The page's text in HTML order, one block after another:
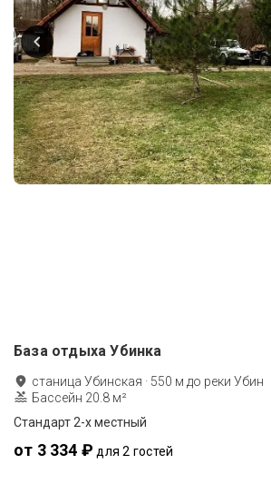
База отдыха Убинка
станица Убинская · 550 м до реки Убин
Бассейн 20.8 м²
Стандарт 2-х местный
от 3 334 ₽ для 2 гостей